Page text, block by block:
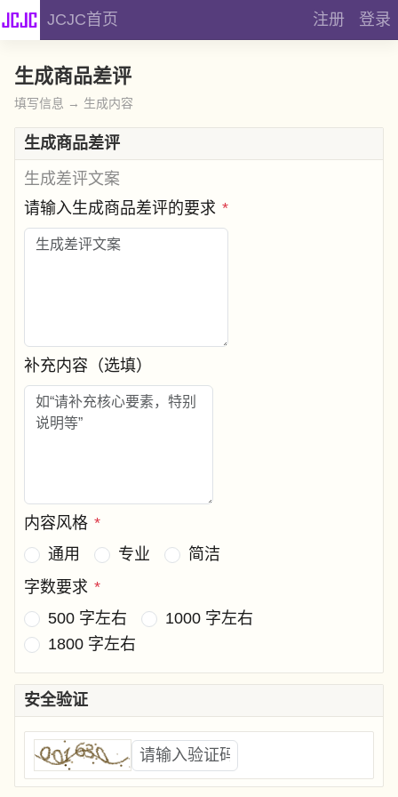
JCJC首页 注册 登录
生成商品差评
填写信息 → 生成内容
生成商品差评
生成差评文案
请输入生成商品差评的要求 *
补充内容（选填）
内容风格 *
通用
专业
简洁
字数要求 *
500 字左右
1000 字左右
1800 字左右
安全验证